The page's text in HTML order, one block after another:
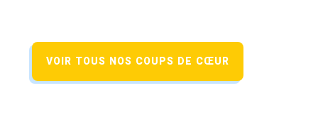
VOIR TOUS NOS COUPS DE CŒUR